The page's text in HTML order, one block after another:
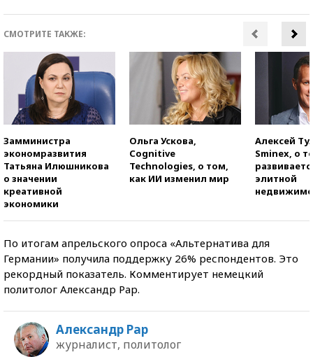
СМОТРИТЕ ТАКЖЕ:
Замминистра
экономразвития
Татьяна Илюшникова
о значении
креативной
экономики
Ольга Ускова,
Cognitive
Technologies, о том,
как ИИ изменил мир
Алексей
Sminex, о
элитной
По итогам апрельского опроса «Альтернатива для
Германии» получила поддержку 26% респондентов. Это
рекордный показатель. Комментирует немецкий
политолог Александр Рар.
Александр Рар
журналист, политолог